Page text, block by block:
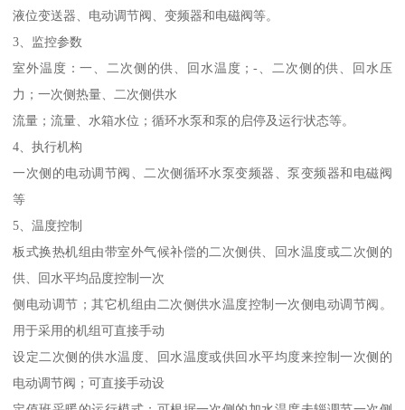
液位变送器、电动调节阀、变频器和电磁阀等。
3、监控参数
室外温度：一、二次侧的供、回水温度；-、二次侧的供、回水压
力；一次侧热量、二次侧供水
流量；流量、水箱水位；循环水泵和泵的启停及运行状态等。
4、执行机构
一次侧的电动调节阀、二次侧循环水泵变频器、泵变频器和电磁阀
等
5、温度控制
板式换热机组由带室外气候补偿的二次侧供、回水温度或二次侧的
供、回水平均品度控制一次
侧电动调节；其它机组由二次侧供水温度控制一次侧电动调节阀。
用于采用的机组可直接手动
设定二次侧的供水温度、回水温度或供回水平均度来控制一次侧的
电动调节阀；可直接手动设